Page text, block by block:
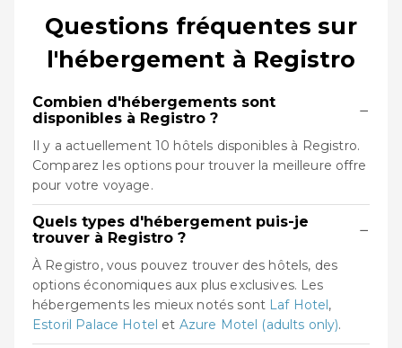
Questions fréquentes sur
l'hébergement à Registro
Combien d'hébergements sont
disponibles à Registro ?
−
Il y a actuellement 10 hôtels disponibles à Registro.
Comparez les options pour trouver la meilleure offre
pour votre voyage.
Quels types d'hébergement puis-je
trouver à Registro ?
−
À Registro, vous pouvez trouver des hôtels, des
options économiques aux plus exclusives. Les
hébergements les mieux notés sont Laf Hotel,
Estoril Palace Hotel et Azure Motel (adults only).